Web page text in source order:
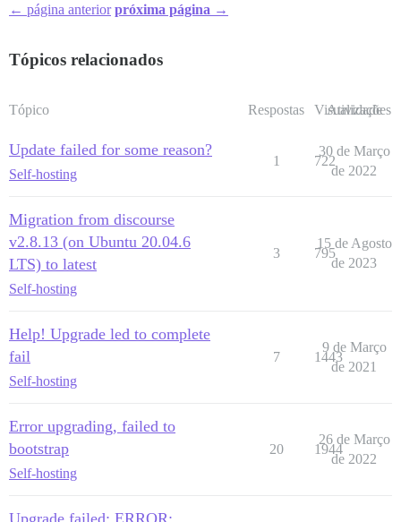
← página anterior próxima página →
Tópicos relacionados
Tópico Respostas Visualizações
Atividade
Update failed for some reason?
Self-hosting
1 722
30 de Março
de 2022
Migration from discourse
v2.8.13 (on Ubuntu 20.04.6
LTS) to latest
Self-hosting
3 795
15 de Agosto
de 2023
Help! Upgrade led to complete
fail
Self-hosting
7 1443
9 de Março
de 2021
Error upgrading, failed to
bootstrap
Self-hosting
20 1944
26 de Março
de 2022
Upgrade failed: ERROR: